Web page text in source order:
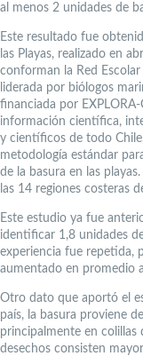
al menos 2 unidades de
Este resultado fue
las Playas, realizado en
conforman la Red Escolar
liderada por biólogos
financiada por
información científica,
y científicos de todo
metodología estándar
de la basura en las
las 14 regiones costeras
Este estudio ya fue
identificar 1,8 unidades
experiencia fue repetida,
aumentado en promedio
Otro dato que aportó el
país, la basura proviene
principalmente en colillas
desechos consisten